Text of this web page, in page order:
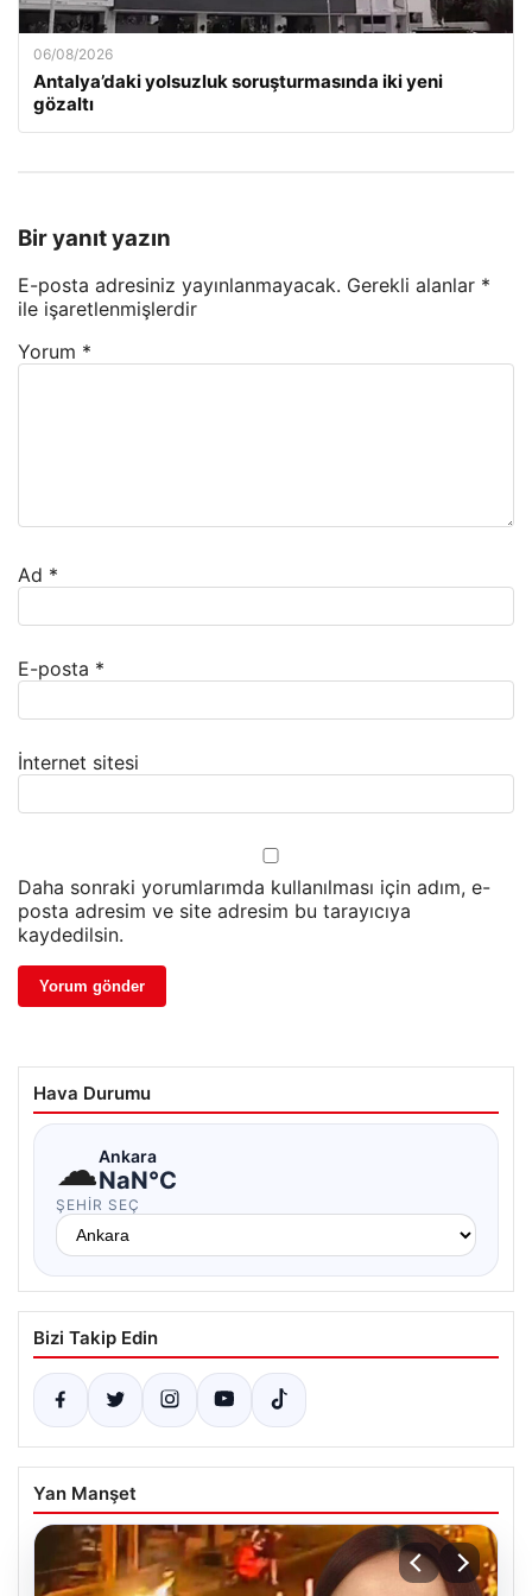
06/08/2026
Antalya’daki yolsuzluk soruşturmasında iki yeni
gözaltı
Bir yanıt yazın
E-posta adresiniz yayınlanmayacak. Gerekli alanlar *
ile işaretlenmişlerdir
Yorum *
Ad *
E-posta *
İnternet sitesi
Daha sonraki yorumlarımda kullanılması için adım, e-
posta adresim ve site adresim bu tarayıcıya
kaydedilsin.
Hava Durumu
☁Ankara
NaN°C
ŞEHIR SEÇ
Bizi Takip Edin
Yan Manşet